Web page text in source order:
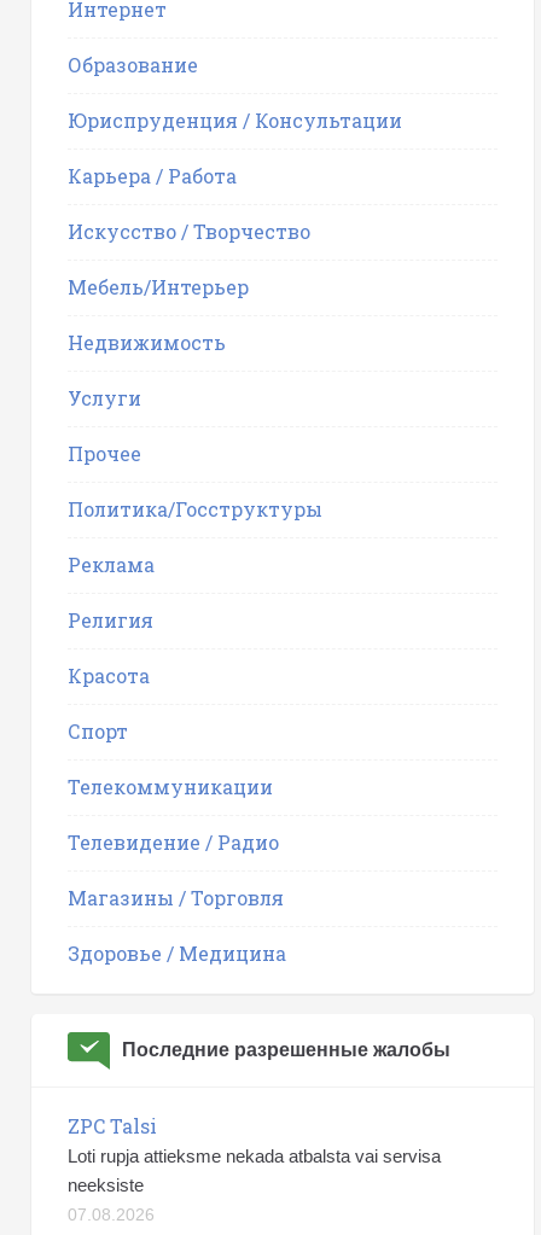
Интернет
Образование
Юриспруденция / Консультации
Карьера / Работа
Искусство / Творчество
Мебель/Интерьер
Недвижимость
Услуги
Прочее
Политика/Госструктуры
Реклама
Религия
Красота
Спорт
Телекоммуникации
Телевидение / Радио
Магазины / Торговля
Здоровье / Медицина
Последние разрешенные жалобы
ZPC Talsi
Loti rupja attieksme nekada atbalsta vai servisa
neeksiste
07.08.2026